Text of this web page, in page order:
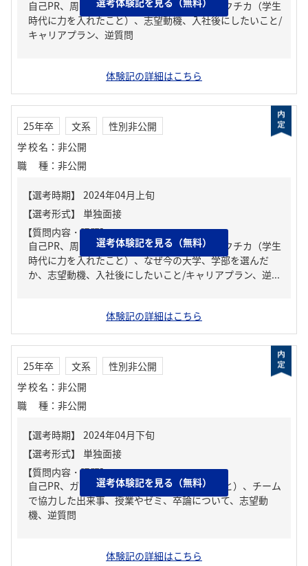
自己PR、周りからどんな人といわれる？、ガクチカ（学生
時代に力を入れたこと）、志望動機、入社後にしたいこと/
キャリアプラン、逆質問
体験記の詳細はこちら
25年卒 文系
性別非公開
学校名 ： 非公開
職種 ： 非公開
【質問内容・課題】
自己PR、周りからどんな人といわれる？、ガクチカ（学生
時代に力を入れたこと）、なぜ今の大学、学部を選んだ
か、志望動機、入社後にしたいこと/キャリアプラン、逆...
選考体験記を見る（無料）
体験記の詳細はこちら
25年卒 文系
性別非公開
学校名 ： 非公開
職種 ： 非公開
【質問内容・課題】
自己PR、ガクチカ（学生時代に力を入れたこと）、チーム
で協力した出来事、授業やゼミ、卒論について、志望動
機、逆質問
選考体験記を見る（無料）
体験記の詳細はこちら